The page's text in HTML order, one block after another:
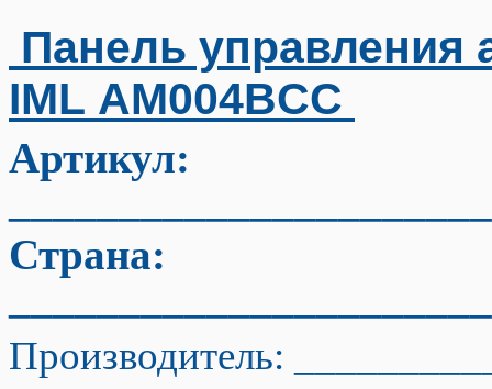
Панель управления
IML AM004BCC
Артикул:
Страна:
Производитель: